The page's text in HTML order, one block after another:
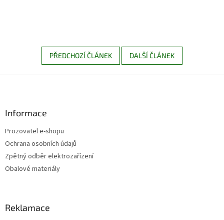
PŘEDCHOZÍ ČLÁNEK DALŠÍ ČLÁNEK
Informace
Prozovatel e-shopu
Ochrana osobních údajů
Zpětný odběr elektrozařízení
Obalové materiály
Reklamace